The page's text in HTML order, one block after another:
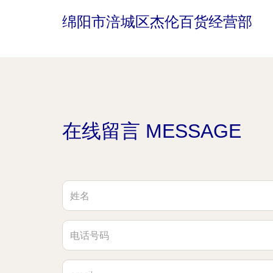
绵阳市涪城区杰伦百货经营部
在线留言 MESSAGE